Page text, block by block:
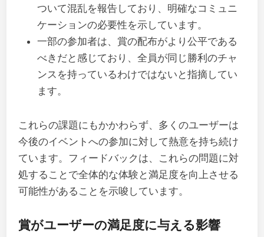
ついて混乱を報告しており、明確なコミュニ
ケーションの必要性を示しています。
一部の参加者は、賞の配布がより公平である
べきだと感じており、全員が同じ勝利のチャ
ンスを持っているわけではないと指摘してい
ます。
これらの課題にもかかわらず、多くのユーザーは
今後のイベントへの参加に対して熱意を持ち続け
ています。フィードバックは、これらの問題に対
処することで全体的な体験と満足度を向上させる
可能性があることを示唆しています。
賞がユーザーの満足度に与える影響